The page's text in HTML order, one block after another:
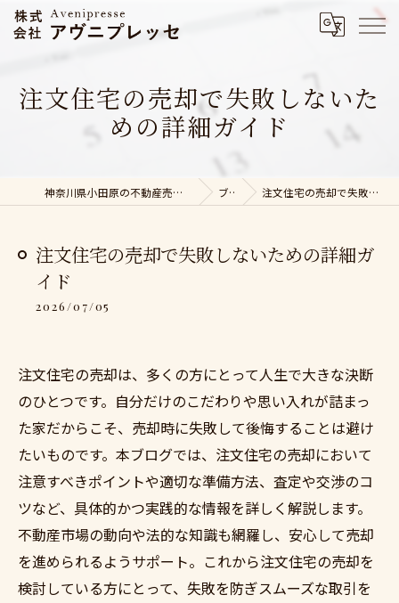
注文住宅の売却で失敗しないた
めの詳細ガイド
神奈川県小田原の不動産売却なら株式会社アヴニプレッセ ブログ 注文住宅の売却で失敗しないための詳細ガイド
注文住宅の売却で失敗しないための詳細ガ
イド
2026/07/05
注文住宅の売却は、多くの方にとって人生で大きな決断
のひとつです。自分だけのこだわりや思い入れが詰まっ
た家だからこそ、売却時に失敗して後悔することは避け
たいものです。本ブログでは、注文住宅の売却において
注意すべきポイントや適切な準備方法、査定や交渉のコ
ツなど、具体的かつ実践的な情報を詳しく解説します。
不動産市場の動向や法的な知識も網羅し、安心して売却
を進められるようサポート。これから注文住宅の売却を
検討している方にとって、失敗を防ぎスムーズな取引を